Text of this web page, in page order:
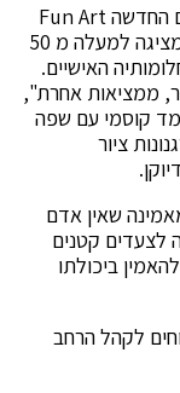
התערוכה תוצג לקהל הרחב, בגלריית האמנים החדשה Fun Art
CommUnity, בחצרות יפו בתל-אביב, והיא מציגה למעלה מ 50
האישיים.
ממציאות אחרת",
קוסמי עם שפה
ציור
שאין אדם
לצעדים קטנים
ביכולתו
לקהל הרחב